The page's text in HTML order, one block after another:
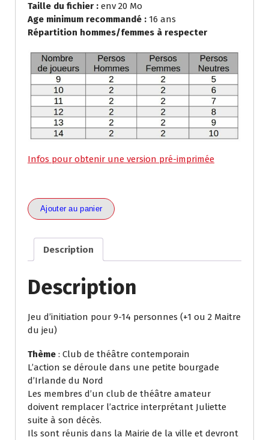
Taille du fichier : env 20 Mo
Age minimum recommandé : 16 ans
Répartition hommes/femmes à respecter
Infos pour obtenir une version pré-imprimée
quantité
de
Ajouter au panier
Description
Description
Jeu d’initiation pour 9-14 personnes (+1 ou 2 Maitre
du jeu)
Thème : Club de théâtre contemporain
L’action se déroule dans une petite bourgade
d’Irlande du Nord
Les membres d’un club de théâtre amateur
doivent remplacer l’actrice interprétant Juliette
suite à son décès.
Ils sont réunis dans la Mairie de la ville et devront